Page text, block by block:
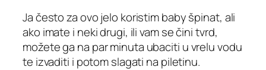
Ja često za ovo jelo koristim baby špinat, ali
ako imate i neki drugi, ili vam se čini tvrd,
možete ga na par minuta ubaciti u vrelu vodu
te izvaditi i potom slagati na piletinu.